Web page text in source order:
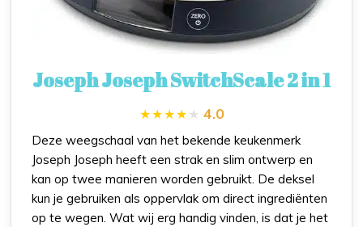
Joseph Joseph SwitchScale 2 in 1
4.0
Deze weegschaal van het bekende keukenmerk
Joseph Joseph heeft een strak en slim ontwerp en
kan op twee manieren worden gebruikt. De deksel
kun je gebruiken als oppervlak om direct ingrediënten
op te wegen. Wat wij erg handig vinden, is dat je het